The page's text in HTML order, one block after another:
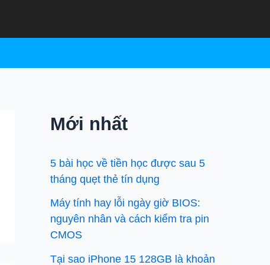
Mới nhất
5 bài học về tiền học được sau 5
tháng quẹt thẻ tín dụng
Máy tính hay lỗi ngày giờ BIOS:
nguyên nhân và cách kiểm tra pin
CMOS
Tại sao iPhone 15 128GB là khoản